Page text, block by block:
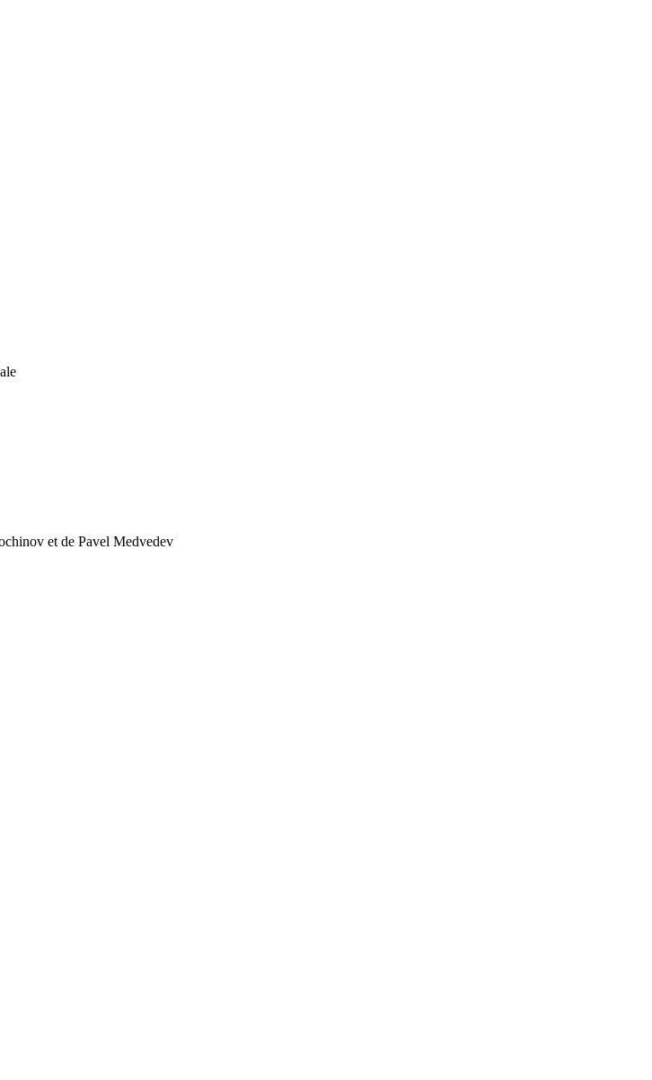
et de Pavel Medvedev